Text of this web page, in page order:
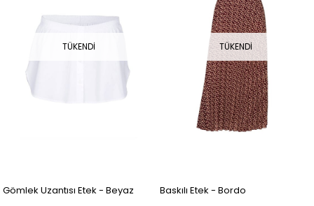
TÜKENDI
Gömlek Uzantısı Etek - Beyaz
TÜKENDI
Baskılı Etek - Bordo